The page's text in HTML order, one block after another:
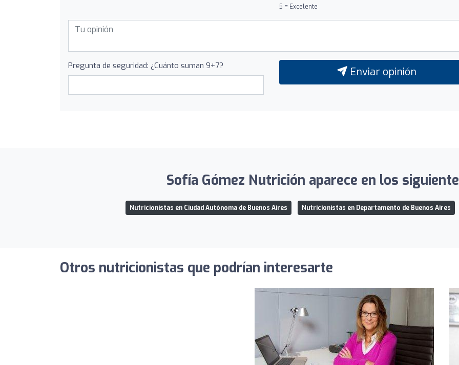
5 = Excelente
Pregunta de seguridad: ¿Cuánto suman 9+7? Enviar opinión
Sofía Gómez Nutrición aparece en los
Nutricionistas en Ciudad Autónoma de Buenos Aires Nutricionistas en Departamento de Buenos Aires
Otros nutricionistas que podrían interesarte